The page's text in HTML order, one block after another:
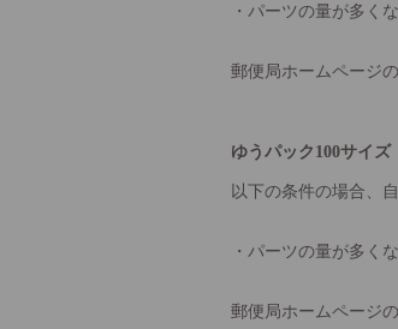
・パーツの量が多く
郵便局ホームページ
ゆうパック100サイズ
以下の条件の場合、
・パーツの量が多く
郵便局ホームページ